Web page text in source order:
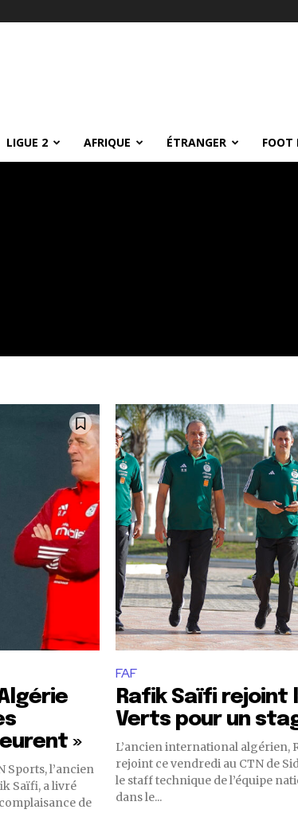
LIGUE 2 AFRIQUE ÉTRANGER FOOT
»
Sports, l’ancien
Saïfi, a livré
de
FAF
Rafik Saïfi rejoint
Verts pour un
L’ancien international algérien,
rejoint ce vendredi au CTN de
le staff technique de l’équipe
dans le...